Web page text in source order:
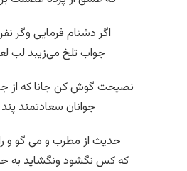
اگر دشنام فرمایی وگر
جواب تلخ می‌زیبد لب
نصیحت گوش کن جانا که از
جوانان سعادتمند پند
حدیث از مطرب و می گو و
که کس نگشود ونگشاید به